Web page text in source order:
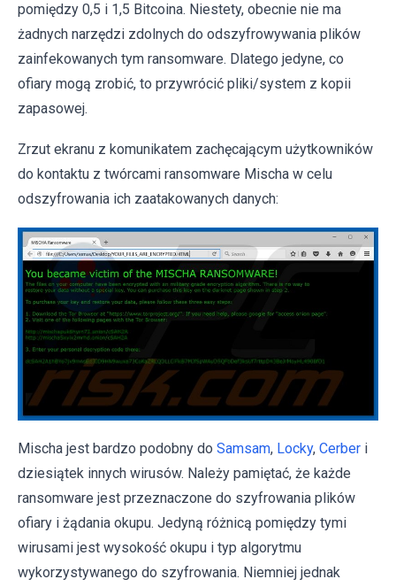
pomiędzy 0,5 i 1,5 Bitcoina. Niestety, obecnie nie ma
żadnych narzędzi zdolnych do odszyfrowywania plików
zainfekowanych tym ransomware. Dlatego jedyne, co
ofiary mogą zrobić, to przywrócić pliki/system z kopii
zapasowej.
Zrzut ekranu z komunikatem zachęcającym użytkowników
do kontaktu z twórcami ransomware Mischa w celu
odszyfrowania ich zaatakowanych danych:
Mischa jest bardzo podobny do Samsam, Locky, Cerber i
dziesiątek innych wirusów. Należy pamiętać, że każde
ransomware jest przeznaczone do szyfrowania plików
ofiary i żądania okupu. Jedyną różnicą pomiędzy tymi
wirusami jest wysokość okupu i typ algorytmu
wykorzystywanego do szyfrowania. Niemniej jednak